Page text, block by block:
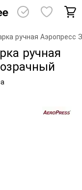
ручная Аэропресс
ручная